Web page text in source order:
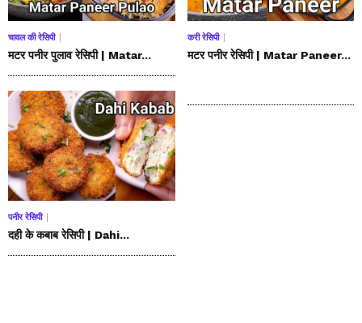
चावल की रेसिपी
मटर पनीर पुलाव रेसिपी | Matar...
करी रेसिपी
मटर पनीर रेसिपी | Matar Paneer...
पनीर रेसिपी
दही के कबाब रेसिपी | Dahi...